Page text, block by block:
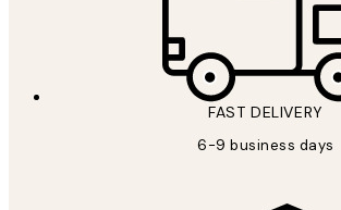
FAST DELIVERY
6-9 business days